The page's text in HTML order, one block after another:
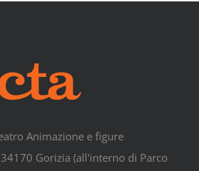
Animazione e figure
Gorizia (all'interno di Parco